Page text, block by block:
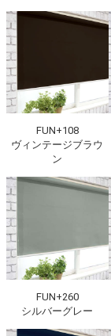
FUN+108
ヴィンテージブラウ
ン
FUN+260
シルバーグレー